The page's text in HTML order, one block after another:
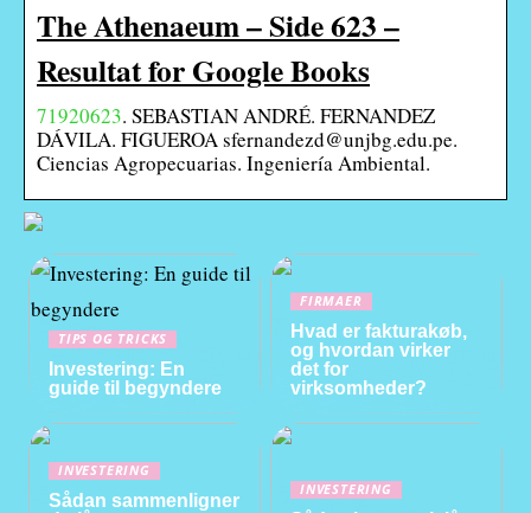
The Athenaeum – Side 623 –
Resultat for Google Books
71920623. SEBASTIAN ANDRÉ. FERNANDEZ
DÁVILA. FIGUEROA sfernandezd@unjbg.edu.pe.
Ciencias Agropecuarias. Ingeniería Ambiental.
TIPS OG TRICKS
Investering: En
guide til begyndere
FIRMAER
Hvad er fakturakøb,
og hvordan virker
det for
virksomheder?
INVESTERING
Sådan sammenligner
INVESTERING